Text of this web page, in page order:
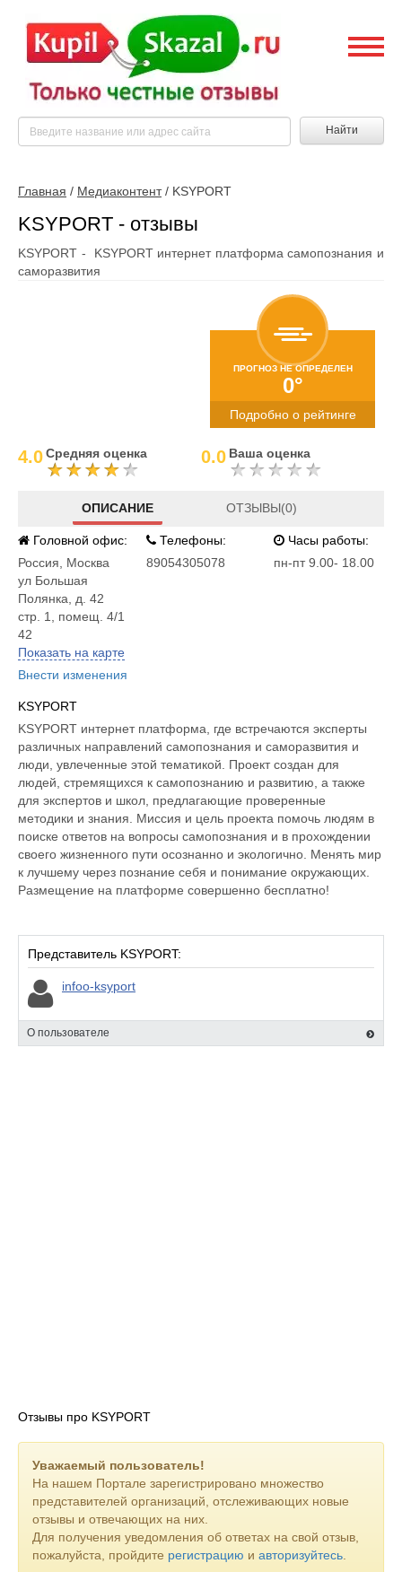
Найти
Главная / Медиаконтент/ KSYPORT
KSYPORT - отзывы
KSYPORT - KSYPORT интернет платформа самопознания и
саморазвития
ПРОГНОЗ НЕ ОПРЕДЕЛЕН
0°
Подробно о рейтинге
4.0Средняя оценка 0.0 Ваша оценка
ОПИСАНИЕ ОТЗЫВЫ(0)
Головной офис:
Россия
Москва
ул Большая
Полянка, д. 42
стр. 1, помещ. 4/1
42
Показать на карте
Внести изменения
Телефоны:
89054305078
Часы работы:
пн-пт 9.00- 18.00
KSYPORT
KSYPORT интернет платформа, где встречаются эксперты
различных направлений самопознания и саморазвития и
люди, увлеченные этой тематикой. Проект создан для
людей, стремящихся к самопознанию и развитию, а также
для экспертов и школ, предлагающие проверенные
методики и знания. Миссия и цель проекта помочь людям в
поиске ответов на вопросы самопознания и в прохождении
своего жизненного пути осознанно и экологично. Менять мир
к лучшему через познание себя и понимание окружающих.
Размещение на платформе совершенно бесплатно!
Представитель KSYPORT:
infoo-ksyport
О пользователе
Отзывы про KSYPORT
Уважаемый пользователь!
На нашем Портале зарегистрировано множество
представителей организаций, отслеживающих новые
отзывы и отвечающих на них.
Для получения уведомления об ответах на свой отзыв,
пожалуйста, пройдите регистрацию и авторизуйтесь